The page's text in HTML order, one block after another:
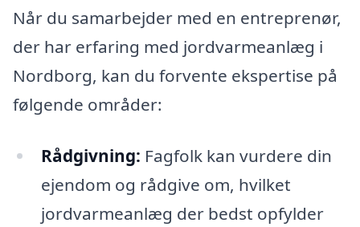
Når du samarbejder med en entreprenør,
der har erfaring med jordvarmeanlæg i
Nordborg, kan du forvente ekspertise på
følgende områder:
Rådgivning: Fagfolk kan vurdere din
ejendom og rådgive om, hvilket
jordvarmeanlæg der bedst opfylder